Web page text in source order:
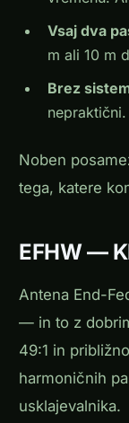
Vsaj dva
m ali 10 m
Brez
Noben
tega, katere
EFHW —
Antena End-
— in to z
49:1 in
harmoničnih
usklajevalnika.